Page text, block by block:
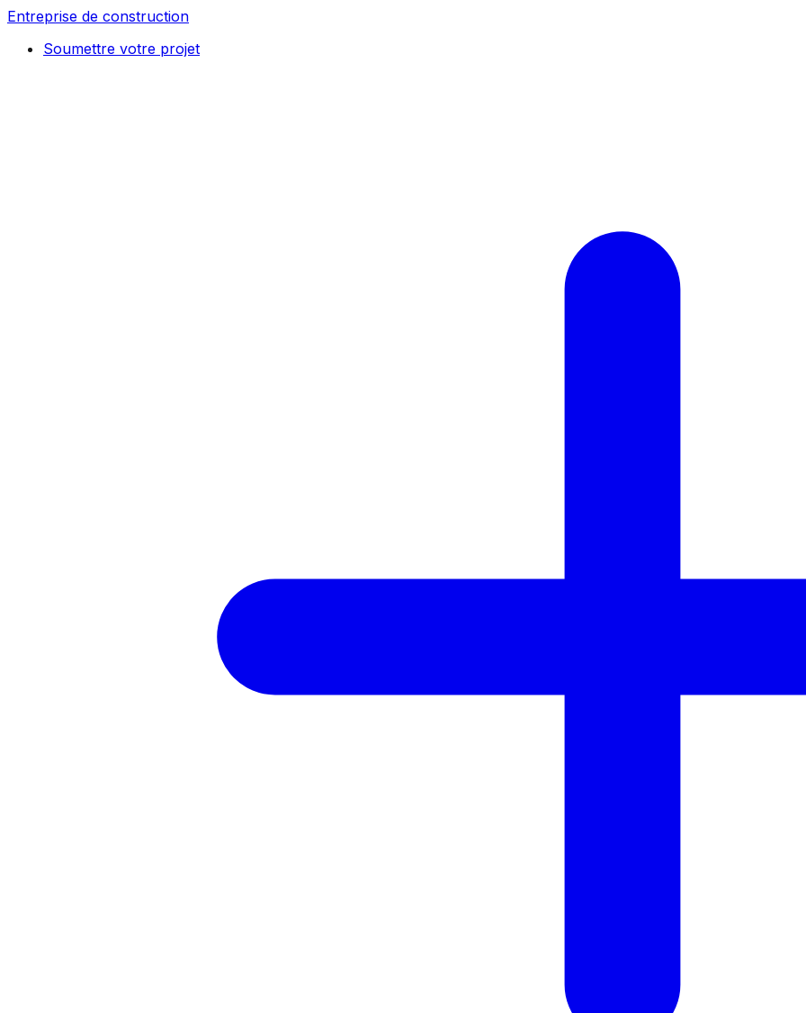
Entreprise de construction
Soumettre votre projet